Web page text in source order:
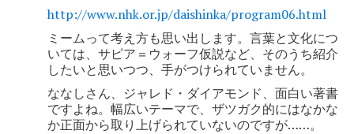
http://www.nhk.or.jp/daishinka/program06.html
ミームって考え方も思い出します。言葉と文化につ
いては、サピア＝ウォーフ仮説など、そのうち紹介
したいと思いつつ、手がつけられていません。
ななしさん、ジャレド・ダイアモンド、面白い著書
ですよね。幅広いテーマで、ザツガク的にはなかな
か正面から取り上げられていないのですが……。